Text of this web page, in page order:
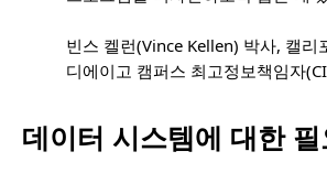
빈스 켈런(Vince Kellen) 박사, 캘리
디에이고 캠퍼스 최고정보책임자
데이터 시스템에 대한 필